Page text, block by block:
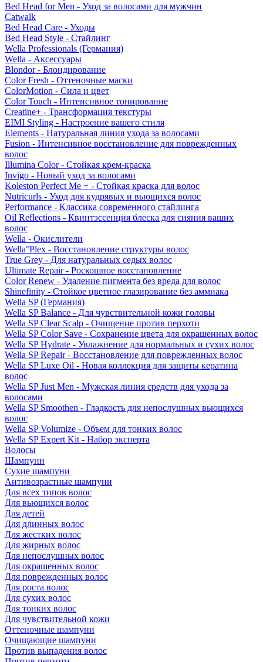
Bed Head for Men - Уход за волосами для мужчин
Catwalk
Bed Head Care - Уходы
Bed Head Style - Стайлинг
Wella Professionals (Германия)
Wella - Аксессуары
Blondor - Блондирование
Color Fresh - Оттеночные маски
ColorMotion - Сила и цвет
Color Touch - Интенсивное тонирование
Creatine+ - Трансформация текстуры
EIMI Styling - Настроение вашего стиля
Elements - Натуральная линия ухода за волосами
Fusion - Интенсивное восстановление для поврежденных
волос
Illumina Color - Стойкая крем-краска
Invigo - Новый уход за волосами
Koleston Perfect Me + - Стойкая краска для волос
Nutricurls - Уход для кудрявых и вьющихся волос
Performance - Классика современного стайлинга
Oil Reflections - Квинтэссенция блеска для сияния ваших
волос
Wella - Окислители
Wella°Plex - Восстановление структуры волос
True Grey - Для натуральных седых волос
Ultimate Repair - Роскошное восстановление
Color Renew - Удаление пигмента без вреда для волос
Shinefinity - Стойкое цветное глазирование без аммиака
Wella SP (Германия)
Wella SP Balance - Для чувствительной кожи головы
Wella SP Clear Scalp - Очищение против перхоти
Wella SP Color Save - Сохранение цвета для окрашенных волос
Wella SP Hydrate - Увлажнение для нормальных и сухих волос
Wella SP Repair - Восстановление для поврежденных волос
Wella SP Luxe Oil - Новая коллекция для защиты кератина
волос
Wella SP Just Men - Мужская линия средств для ухода за
волосами
Wella SP Smoothen - Гладкость для непослушных вьющихся
волос
Wella SP Volumize - Объем для тонких волос
Wella SP Expert Kit - Набор эксперта
Волосы
Шампуни
Сухие шампуни
Антивозрастные шампуни
Для всех типов волос
Для вьющихся волос
Для детей
Для длинных волос
Для жестких волос
Для жирных волос
Для непослушных волос
Для окрашенных волос
Для поврежденных волос
Для роста волос
Для сухих волос
Для тонких волос
Для чувствительной кожи
Оттеночные шампуни
Очищающие шампуни
Против выпадения волос